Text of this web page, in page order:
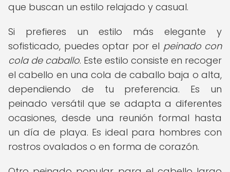
que buscan un estilo relajado y casual.
Si prefieres un estilo más elegante y
sofisticado, puedes optar por el peinado con
cola de caballo. Este estilo consiste en recoger
el cabello en una cola de caballo baja o alta,
dependiendo de tu preferencia. Es un
peinado versátil que se adapta a diferentes
ocasiones, desde una reunión formal hasta
un día de playa. Es ideal para hombres con
rostros ovalados o en forma de corazón.